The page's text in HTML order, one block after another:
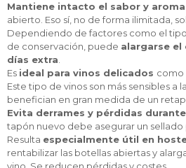
Mantiene intacto el sabor y
abierto. Eso sí, no de forma ilimitada,
Dependiendo de factores como el
de conservación, puede alargarse el
días extra
Es ideal para vinos delicados como
Este tipo de vinos son más sensibles a
benefician en gran medida de un
Evita derrames y pérdidas
tapón nuevo debe asegurar un sellado
Resulta especialmente útil en
rentabilizar las botellas abiertas y